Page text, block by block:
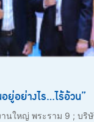
Life Club “กินอยู่อย่างไร...ไร้อ้วน”
หญ่ พระราม 9 ; บริษัท